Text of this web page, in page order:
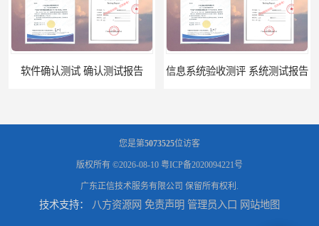
件确认测试 确认测试报告 信息系统验收测评 系统测试报告
您是第5073525位访客
版权所有 ©2026-08-10 粤ICP备2020094221号
广东正信技术服务有限公司 保留所有权利.
技术支持： 八方资源网 免责声明 管理员入口 网站地图